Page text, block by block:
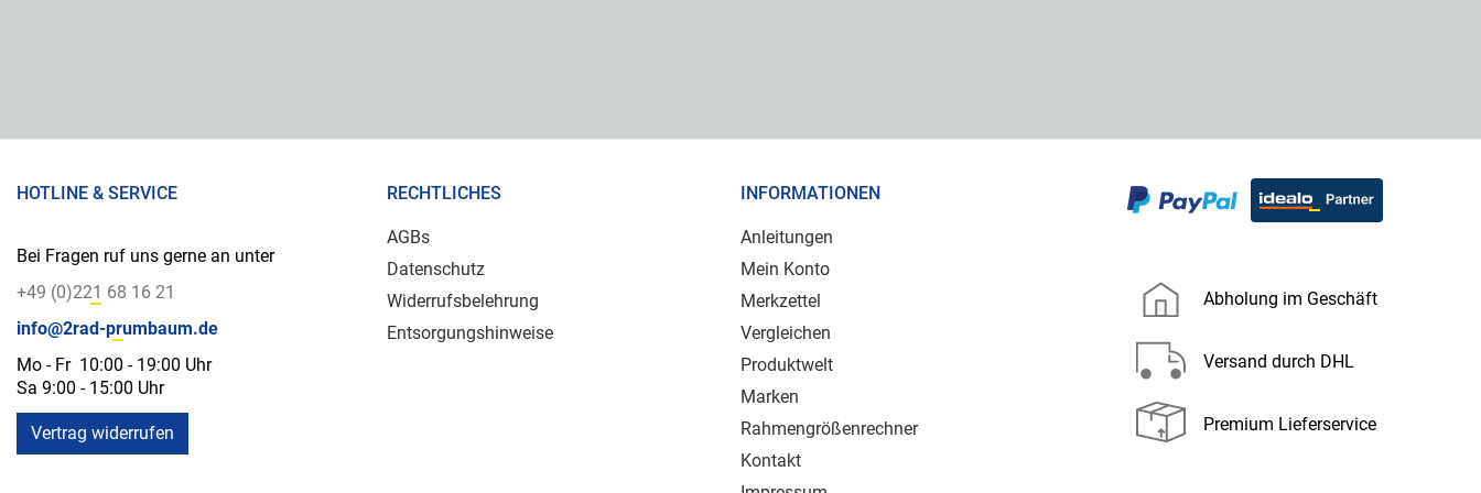
HOTLINE & SERVICE
Bei Fragen ruf uns gerne an unter
+49 (0)221 68 16 21
info@2rad-prumbaum.de
Mo - Fr 10:00 - 19:00 Uhr
Sa 9:00 - 15:00 Uhr
Vertrag widerrufen
RECHTLICHES
AGBs
Datenschutz
Widerrufsbelehrung
Entsorgungshinweise
INFORMATIONEN
Anleitungen
Mein Konto
Merkzettel
Vergleichen
Produktwelt
Marken
Rahmengrößenrechner
Kontakt
Abholung im Geschäft
Versand durch DHL
Premium Lieferservice